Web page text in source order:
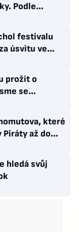
Podle
zhoršilo
festivalu
úsvitu ve
prožít o
se
terapeuta a
které
až do
hledá svůj